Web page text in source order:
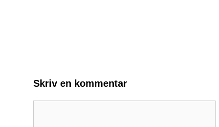
Skriv en kommentar